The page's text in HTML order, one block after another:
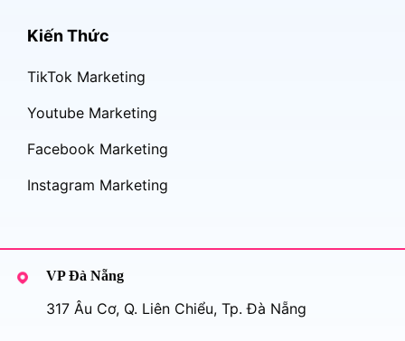
Kiến Thức
TikTok Marketing
Youtube Marketing
Facebook Marketing
Instagram Marketing
VP Đà Nẵng
317 Âu Cơ, Q. Liên Chiểu, Tp. Đà Nẵng